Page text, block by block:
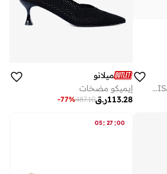
GISA Flat Shoes & Slip-ons
ميلانو
إيميكو مضخات
ر.ق113.28
487.10
-77%
05: 27 :00